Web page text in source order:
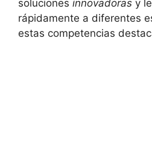
soluciones⁤ innovadoras y⁢
⁣rápidamente a diferentes
estas competencias‌